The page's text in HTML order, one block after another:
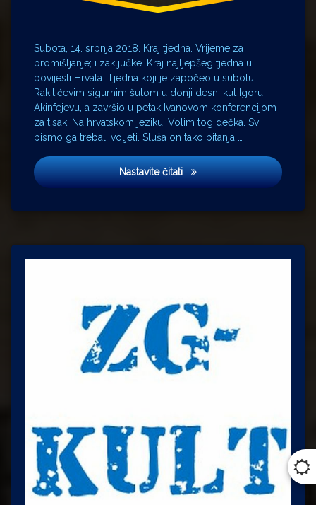
Subota, 14. srpnja 2018. Kraj tjedna. Vrijeme za
promišljanje; i zaključke. Kraj najljepšeg tjedna u
povijesti Hrvata. Tjedna koji je započeo u subotu,
Rakitićevim sigurnim šutom u donji desni kut Igoru
Akinfejevu, a završio u petak Ivanovom konferencijom
za tisak. Na hrvatskom jeziku. Volim tog dečka. Svi
bismo ga trebali voljeti. Sluša on tako pitanja …
Nastavite čitatiObliti Privatorum Publica